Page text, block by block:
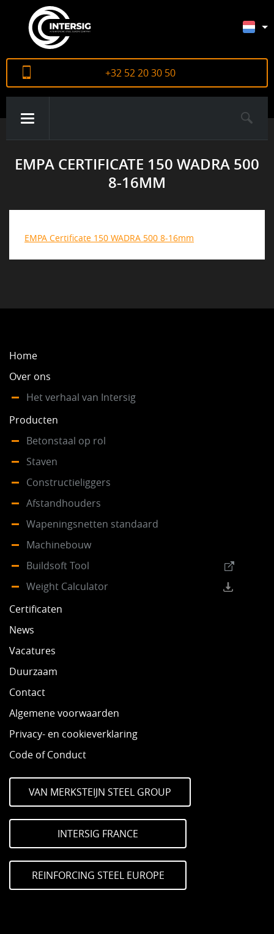
+32 52 20 30 50
OVER ONS
DUURZAAM
CONTACT
EMPA CERTIFICATE 150 WADRA 500
8-16MM
EMPA Certificate 150 WADRA 500 8-16mm
Home
Over ons
Het verhaal van Intersig
Producten
Betonstaal op rol
Staven
Constructieliggers
Afstandhouders
Wapeningsnetten standaard
Machinebouw
Buildsoft Tool
Weight Calculator
Certificaten
News
Vacatures
Duurzaam
Contact
Algemene voorwaarden
Privacy- en cookieverklaring
Code of Conduct
VAN MERKSTEIJN STEEL GROUP
INTERSIG FRANCE
REINFORCING STEEL EUROPE